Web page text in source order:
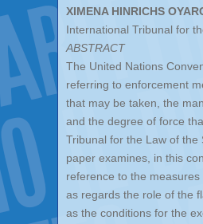
XIMENA HINRICHS
International Tribunal for
ABSTRACT
The United Nations
referring to enforcement
that may be taken, the
and the degree of force
Tribunal for the Law of
paper examines, in this
reference to the
as regards the role of the
as the conditions for the